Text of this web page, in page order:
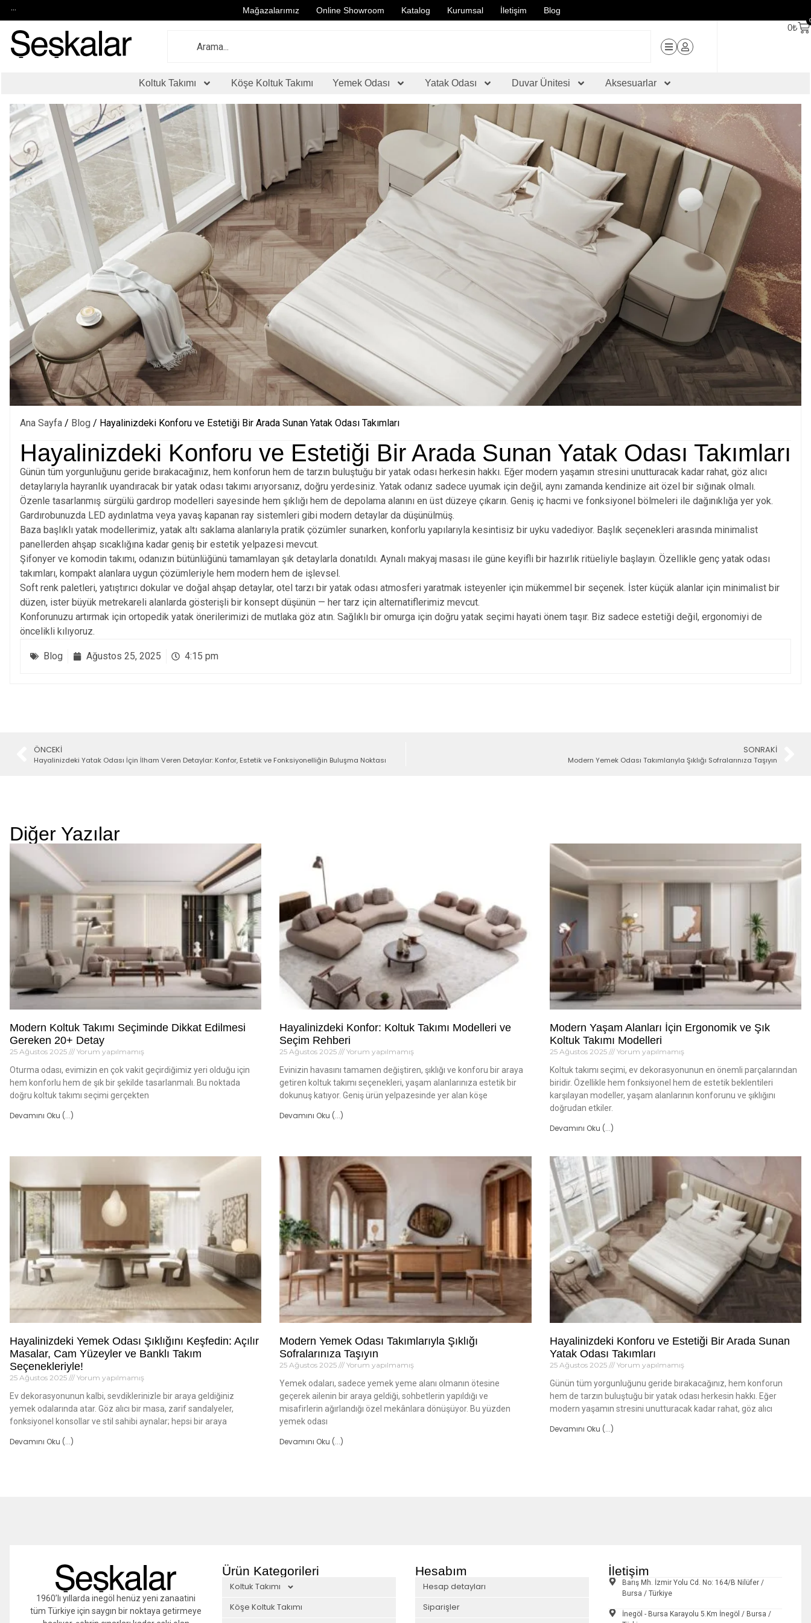
... Mağazalarımız Online Showroom Katalog Kurumsal İletişim Blog
0₺
Koltuk Takımı Köşe Koltuk Takımı Yemek Odası Yatak Odası Duvar Ünitesi Aksesuarlar
Ana Sayfa / Blog / Hayalinizdeki Konforu ve Estetiği Bir Arada Sunan Yatak Odası Takımları
Hayalinizdeki Konforu ve Estetiği Bir Arada Sunan Yatak Odası Takımları
Günün tüm yorgunluğunu geride bırakacağınız, hem konforun hem de tarzın buluştuğu bir yatak odası herkesin hakkı. Eğer modern yaşamın stresini unutturacak kadar rahat, göz alıcı
detaylarıyla hayranlık uyandıracak bir yatak odası takımı arıyorsanız, doğru yerdesiniz. Yatak odanız sadece uyumak için değil, aynı zamanda kendinize ait özel bir sığınak olmalı.
Özenle tasarlanmış sürgülü gardırop modelleri sayesinde hem şıklığı hem de depolama alanını en üst düzeye çıkarın. Geniş iç hacmi ve fonksiyonel bölmeleri ile dağınıklığa yer yok.
Gardırobunuzda LED aydınlatma veya yavaş kapanan ray sistemleri gibi modern detaylar da düşünülmüş.
Baza başlıklı yatak modellerimiz, yatak altı saklama alanlarıyla pratik çözümler sunarken, konforlu yapılarıyla kesintisiz bir uyku vadediyor. Başlık seçenekleri arasında minimalist
panellerden ahşap sıcaklığına kadar geniş bir estetik yelpazesi mevcut.
Şifonyer ve komodin takımı, odanızın bütünlüğünü tamamlayan şık detaylarla donatıldı. Aynalı makyaj masası ile güne keyifli bir hazırlık ritüeliyle başlayın. Özellikle genç yatak odası
takımları, kompakt alanlara uygun çözümleriyle hem modern hem de işlevsel.
Soft renk paletleri, yatıştırıcı dokular ve doğal ahşap detaylar, otel tarzı bir yatak odası atmosferi yaratmak isteyenler için mükemmel bir seçenek. İster küçük alanlar için minimalist bir
düzen, ister büyük metrekareli alanlarda gösterişli bir konsept düşünün — her tarz için alternatiflerimiz mevcut.
Konforunuzu artırmak için ortopedik yatak önerilerimizi de mutlaka göz atın. Sağlıklı bir omurga için doğru yatak seçimi hayati önem taşır. Biz sadece estetiği değil, ergonomiyi de
öncelikli kılıyoruz.
Blog Ağustos 25, 2025 4:15 pm
ÖNCEKI
Hayalinizdeki Yatak Odası İçin İlham Veren Detaylar: Konfor, Estetik ve Fonksiyonelliğin Buluşma Noktası
SONRAKI
Modern Yemek Odası Takımlarıyla Şıklığı Sofralarınıza Taşıyın
Diğer Yazılar
Modern Koltuk Takımı Seçiminde Dikkat Edilmesi
Gereken 20+ Detay
25 Ağustos 2025 Yorum yapılmamış
Oturma odası, evimizin en çok vakit geçirdiğimiz yeri olduğu için
hem konforlu hem de şık bir şekilde tasarlanmalı. Bu noktada
doğru koltuk takımı seçimi gerçekten
Devamını Oku (...)
Hayalinizdeki Konfor: Koltuk Takımı Modelleri ve
Seçim Rehberi
25 Ağustos 2025 Yorum yapılmamış
Evinizin havasını tamamen değiştiren, şıklığı ve konforu bir araya
getiren koltuk takımı seçenekleri, yaşam alanlarınıza estetik bir
dokunuş katıyor. Geniş ürün yelpazesinde yer alan köşe
Devamını Oku (...)
Modern Yaşam Alanları İçin Ergonomik ve Şık
Koltuk Takımı Modelleri
25 Ağustos 2025 Yorum yapılmamış
Koltuk takımı seçimi, ev dekorasyonunun en önemli parçalarından
biridir. Özellikle hem fonksiyonel hem de estetik beklentileri
karşılayan modeller, yaşam alanlarının konforunu ve şıklığını
doğrudan etkiler.
Devamını Oku (...)
Hayalinizdeki Yemek Odası Şıklığını Keşfedin: Açılır
Masalar, Cam Yüzeyler ve Banklı Takım
Seçenekleriyle!
25 Ağustos 2025 Yorum yapılmamış
Ev dekorasyonunun kalbi, sevdiklerinizle bir araya geldiğiniz
yemek odalarında atar. Göz alıcı bir masa, zarif sandalyeler,
fonksiyonel konsollar ve stil sahibi aynalar; hepsi bir araya
Devamını Oku (...)
Modern Yemek Odası Takımlarıyla Şıklığı
Sofralarınıza Taşıyın
25 Ağustos 2025 Yorum yapılmamış
Yemek odaları, sadece yemek yeme alanı olmanın ötesine
geçerek ailenin bir araya geldiği, sohbetlerin yapıldığı ve
misafirlerin ağırlandığı özel mekânlara dönüşüyor. Bu yüzden
yemek odası
Devamını Oku (...)
Hayalinizdeki Konforu ve Estetiği Bir Arada Sunan
Yatak Odası Takımları
25 Ağustos 2025 Yorum yapılmamış
Günün tüm yorgunluğunu geride bırakacağınız, hem konforun
hem de tarzın buluştuğu bir yatak odası herkesin hakkı. Eğer
modern yaşamın stresini unutturacak kadar rahat, göz alıcı
Devamını Oku (...)
1960’lı yıllarda inegöl henüz yeni zanaatini
tüm Türkiye için saygın bir noktaya getirmeye
Ürün Kategorileri
Koltuk Takımı
Köşe Koltuk Takımı
Hesabım
Hesap detayları
Siparişler
İletişim
Barış Mh. İzmir Yolu Cd. No: 164/B Nilüfer /
Bursa / Türkiye
İnegöl - Bursa Karayolu 5.Km İnegöl / Bursa /